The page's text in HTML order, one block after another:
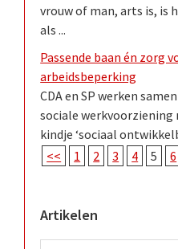
vrouw of man, arts is, is
als ...
Passende baan én zorg
arbeidsbeperking
CDA en SP werken
sociale werkvoorziening
kindje ‘sociaal
<<
1 2 3 4 5 6
Artikelen